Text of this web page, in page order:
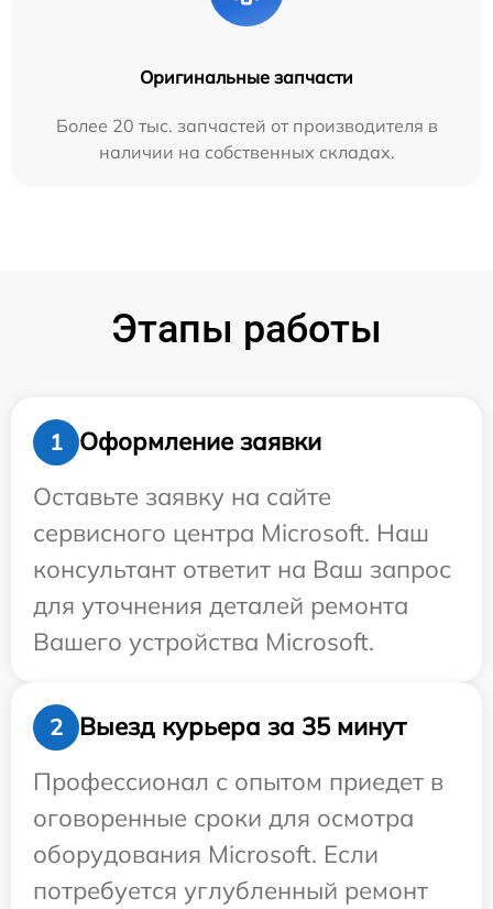
Оригинальные запчасти
Более 20 тыс. запчастей от производителя в
наличии на собственных складах.
Этапы работы
1
Оформление заявки
Оставьте заявку на сайте
сервисного центра Microsoft. Наш
консультант ответит на Ваш запрос
для уточнения деталей ремонта
Вашего устройства Microsoft.
2
Выезд курьера за 35 минут
Профессионал с опытом приедет в
оговоренные сроки для осмотра
оборудования Microsoft. Если
потребуется углубленный ремонт